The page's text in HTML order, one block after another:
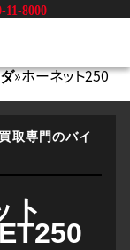
11-8000
»ホーネット250
買取専門のバイ
ト